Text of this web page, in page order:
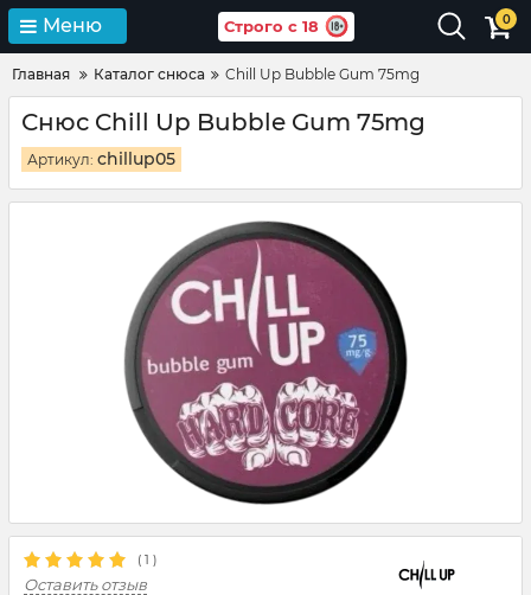
Меню Строго с 18 0
Главная Каталог снюса Chill Up Bubble Gum 75mg
Снюс Chill Up Bubble Gum 75mg
Артикул: chillup05
( 1 )
Оставить отзыв